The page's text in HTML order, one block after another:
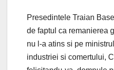
Presedintele Traian
de faptul ca remanierea
nu l-a atins si pe
industriei si comertului,